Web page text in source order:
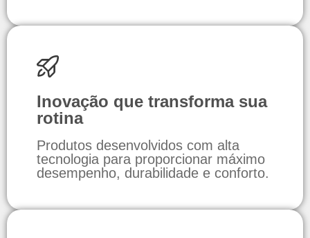
Inovação que transforma sua
rotina
Produtos desenvolvidos com alta
tecnologia para proporcionar máximo
desempenho, durabilidade e conforto.